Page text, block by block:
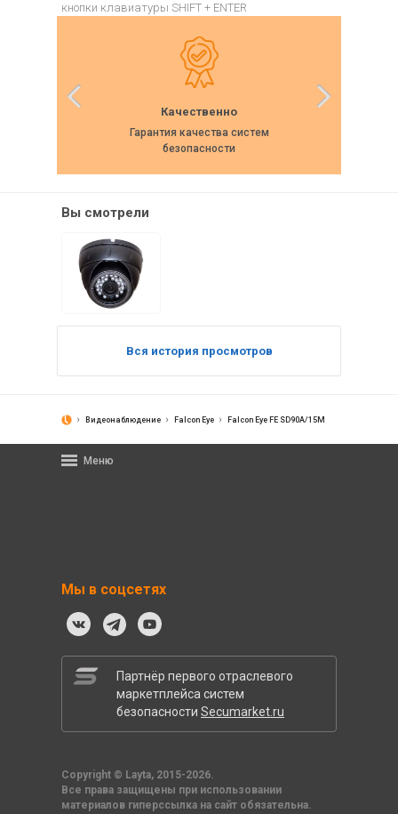
кнопки клавиатуры SHIFT + ENTER
Качественно
Гарантия качества систем
безопасности
Вы смотрели
Вся история просмотров
Видеонаблюдение Falcon Eye Falcon Eye FE SD90A/15M
Меню
Мы в соцсетях
Партнёр первого отраслевого
маркетплейса систем
безопасности Secumarket.ru
Copyright © Layta, 2015-2026.
Все права защищены при использовании
материалов гиперссылка на сайт обязательна.